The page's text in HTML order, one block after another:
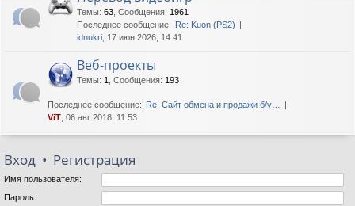
Темы: 63 Сообщения: 1961
Последнее сообщение: Re: Kuon (PS2)
idnukri , 17 июн 2026, 14:41
Веб-проекты
Темы: 1 Сообщения: 193
Последнее сообщение: Re: Сайт обмена и продажи б/у…
ViT , 06 авг 2018, 11:53
Вход • Регистрация
Имя пользователя:
Пароль: